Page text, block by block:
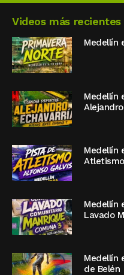
Videos más recientes
Medellín
Medellín
Medellín
Medellín
Lavado
Medellín
de Belén